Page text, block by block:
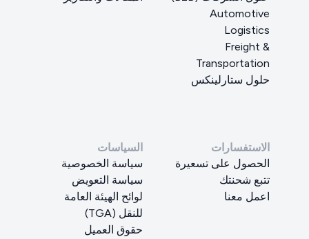
Automotive
Logistics
Freight &
Transportation
حلول ستارلينكس
الاستفسارات
الحصول على تسعيرة
تتبع شحنتك
اعمل معنا
السياسات
سياسة الخصوصية
سياسة التعويض
لوائح الهيئة العامة
للنقل (TGA)
حقوق العميل